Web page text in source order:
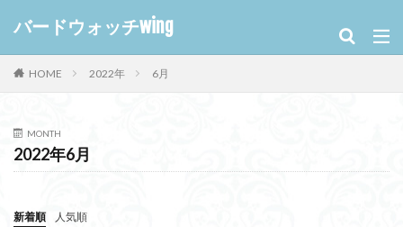
バードウォッチwing
HOME 2022年 6月
MONTH
2022年6月
新着順 人気順